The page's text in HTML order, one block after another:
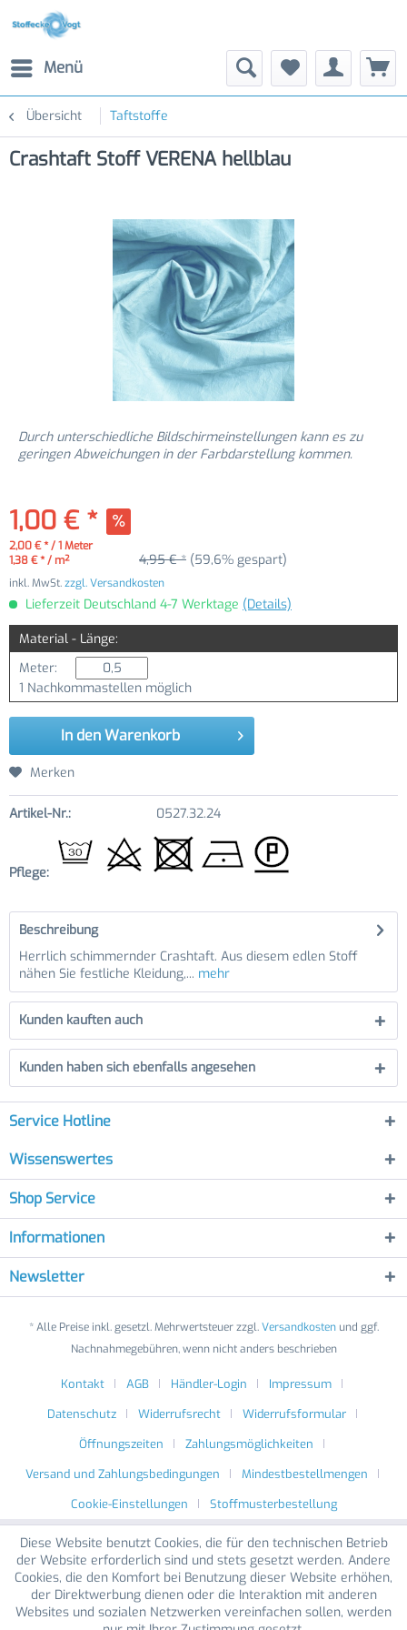
Menü
Übersicht Taftstoffe
Crashtaft Stoff VERENA hellblau
Durch unterschiedliche Bildschirmeinstellungen kann es zu
geringen Abweichungen in der Farbdarstellung kommen.
1,00 € *
2,00 € * / 1 Meter
1,38 € * / m²
4,95 € * (59,6% gespart)
inkl. MwSt.zzgl. Versandkosten
Lieferzeit Deutschland 4-7 Werktage (Details)
Material - Länge:
Meter:
1 Nachkommastellen möglich
In den Warenkorb
Merken
Artikel-Nr.: 0527.32.24
Pflege:
Beschreibung
Herrlich schimmernder Crashtaft. Aus diesem edlen Stoff
nähen Sie festliche Kleidung,... mehr
Kunden kauften auch
Kunden haben sich ebenfalls angesehen
Service Hotline
Wissenswertes
Shop Service
Informationen
Newsletter
* Alle Preise inkl. gesetzl. Mehrwertsteuer zzgl.Versandkostenund ggf.
Nachnahmegebühren, wenn nicht anders beschrieben
Kontakt AGB Händler-Login
Impressum
Datenschutz
Widerrufsrecht
Widerrufsformular
Öffnungszeiten
Zahlungsmöglichkeiten
Versand und Zahlungsbedingungen
Mindestbestellmengen
Cookie-Einstellungen
Stoffmusterbestellung
Diese Website benutzt Cookies, die für den technischen Betrieb
der Website erforderlich sind und stets gesetzt werden. Andere
Cookies, die den Komfort bei Benutzung dieser Website erhöhen,
der Direktwerbung dienen oder die Interaktion mit anderen
Websites und sozialen Netzwerken vereinfachen sollen, werden